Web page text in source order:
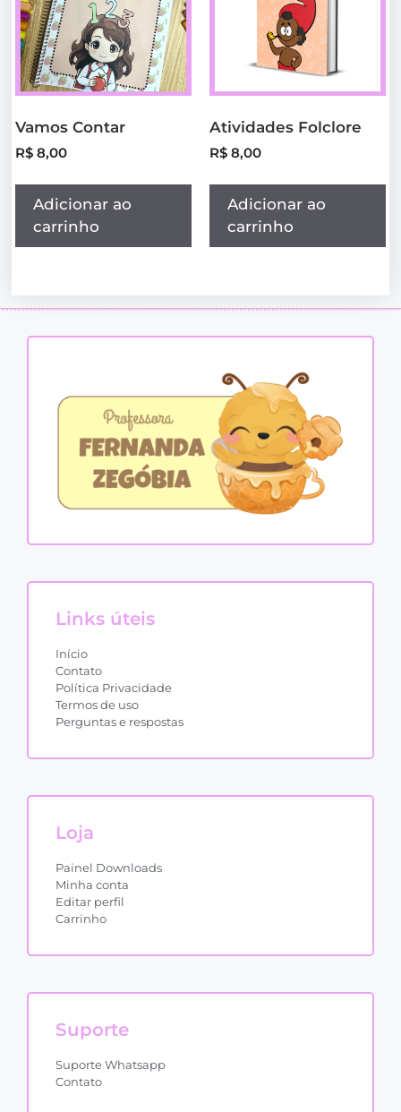
Vamos Contar
R$ 8,00
Adicionar ao
carrinho
Atividades Folclore
R$ 8,00
Adicionar ao
carrinho
Links úteis
Início
Contato
Política Privacidade
Termos de uso
Perguntas e respostas
Loja
Painel Downloads
Minha conta
Editar perfil
Carrinho
Suporte
Suporte Whatsapp
Contato